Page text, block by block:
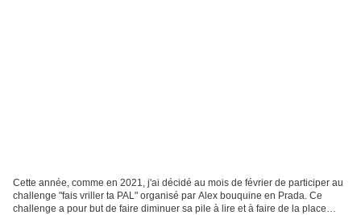
Cette année, comme en 2021, j'ai décidé au mois de février de participer au
challenge "fais vriller ta PAL" organisé par Alex bouquine en Prada. Ce
challenge a pour but de faire diminuer sa pile à lire et à faire de la place